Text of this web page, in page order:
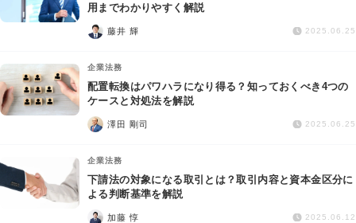
資金調達
企業法務
用までわかりやすく解説
藤井 輝 2025.06.25
企業法務
配置転換はパワハラになり得る？知っておくべき4つの
ケースと対処法を解説
澤田 剛司 2025.06.25
企業法務
下請法の対象になる取引とは？取引内容と資本金区分に
よる判断基準を解説
加藤 惇 2025.06.12